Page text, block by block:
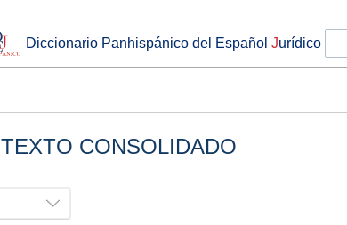
Diccionario Panhispánico del Español Jurídico
TEXTO CONSOLIDADO